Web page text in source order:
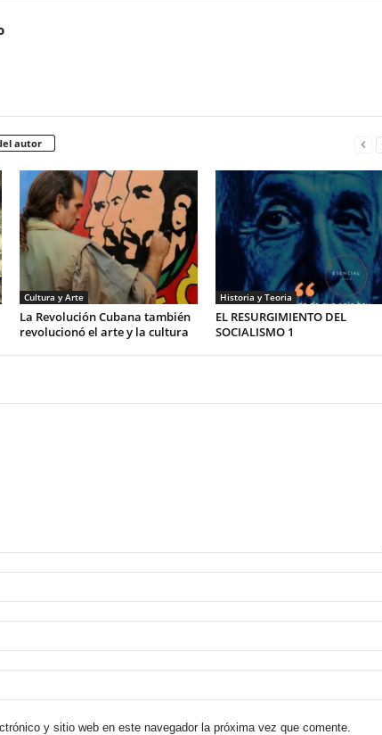
autor
Cultura y Arte
La Revolución Cubana también
revolucionó el arte y la cultura
Historia y Teoria
EL RESURGIMIENTO DEL
SOCIALISMO 1
y sitio web en este navegador la próxima vez que comente.